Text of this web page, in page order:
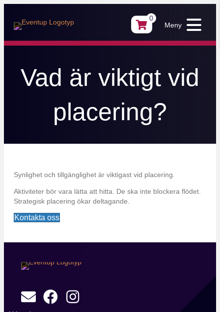
0
Meny
Vad är viktigt vid
placering?
Synlighet och tillgänglighet är viktigast vid placering.
Aktiviteter bör vara lätta att hitta. De ska inte blockera flödet.
Strategisk placering ökar deltagande.
Kontakta oss